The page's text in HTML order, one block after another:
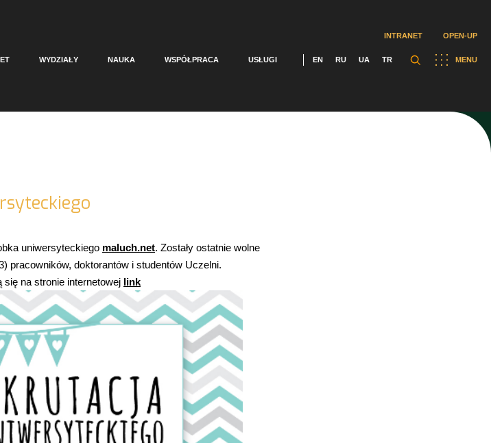
INTRANET OPEN-UP
MENU
WYDZIAŁY NAUKA WSPÓŁPRACA USŁUGI EN RU UA TR
uniwersyteckiego maluch.net. Zostały ostatnie wolne
pracowników, doktorantów i studentów Uczelni.
się na stronie internetowej link